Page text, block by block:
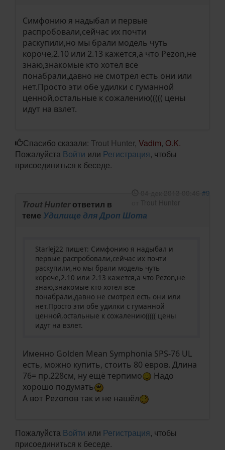
Симфонию я надыбал и первые
распробовали,сейчас их почти
раскупили,но мы брали модель чуть
короче,2.10 или 2.13 кажется,а что Pezon,не
знаю,знакомые кто хотел все
понабрали,давно не смотрел есть они или
нет.Просто эти обе удилки с гуманной
ценной,остальные к сожалению((((( цены
идут на взлет.
Спасибо сказали: Trout Hunter, Vadim, O.K.
Пожалуйста Войти или Регистрация, чтобы
присоединиться к беседе.
04 дек 2013 00:46 #9
Trout Hunterответил в
теме Удилище для Дроп Шота
Starlej22 пишет: Симфонию я надыбал и
первые распробовали,сейчас их почти
раскупили,но мы брали модель чуть
короче,2.10 или 2.13 кажется,а что Pezon,не
знаю,знакомые кто хотел все
понабрали,давно не смотрел есть они или
нет.Просто эти обе удилки с гуманной
ценной,остальные к сожалению((((( цены
идут на взлет.
Именно Golden Mean Symphonia SPS-76 UL
есть, можно купить, стоить 80 евров. Длина
76= пр.228см, ну ещё терпимо
Надо
хорошо подумать
А вот Pezonов так и не нашёл
Пожалуйста Войти или Регистрация, чтобы
присоединиться к беседе.